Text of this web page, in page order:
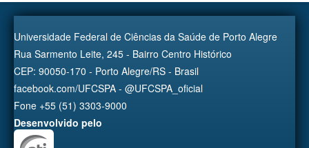
Universidade Federal de Ciências da Saúde de Porto Alegre
Rua Sarmento Leite, 245 - Bairro Centro Histórico
CEP: 90050-170 - Porto Alegre/RS - Brasil
facebook.com/UFCSPA - @UFCSPA_oficial
Fone +55 (51) 3303-9000
Desenvolvido pelo